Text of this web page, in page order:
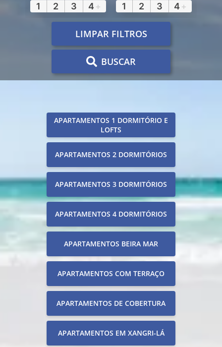
1 2 3 4 + 1 2 3 4 +
LIMPAR FILTROS
BUSCAR
APARTAMENTOS 1 DORMITÓRIO E
LOFTS
APARTAMENTOS 2 DORMITÓRIOS
APARTAMENTOS 3 DORMITÓRIOS
APARTAMENTOS 4 DORMITÓRIOS
APARTAMENTOS BEIRA MAR
APARTAMENTOS COM TERRAÇO
APARTAMENTOS DE COBERTURA
APARTAMENTOS EM XANGRI-LÁ